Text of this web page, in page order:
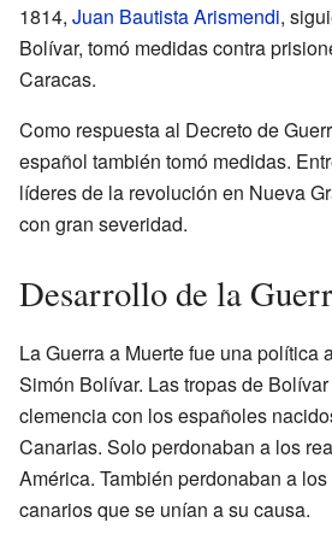
1814, Juan Bautista Arismendi,
Bolívar, tomó medidas contra
Caracas.
Como respuesta al Decreto de
español también tomó medidas.
líderes de la revolución en Nueva
con gran severidad.
Desarrollo de la
La Guerra a Muerte fue una política
Simón Bolívar. Las tropas de
clemencia con los españoles
Canarias. Solo perdonaban a los
América. También perdonaban a
canarios que se unían a su causa.